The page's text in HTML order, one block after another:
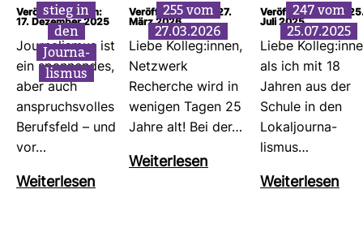
stieg in
den
Jour­na­
lismus
Veröffentlicht am:
17. Dezember 2025
Jour­na­lismus ist
ein span­nendes,
aber auch
anspruchs­volles
Berufs­feld – und
vor…
Wei­ter­lesen
255 vom
27.03.2026
Veröffentlicht am: 27.
März 2026
Liebe Kolleg:innen,
Netz­werk
Recherche wird in
wenigen Tagen 25
Jahre alt! Bei der…
Wei­ter­lesen
247 vom
25.07.2025
Veröffentlicht am:
Juli 2025
Liebe
als ich mit 18
Jahren aus der
Schule in den
Lokal­jour­na­
lismus…
Wei­ter­lesen